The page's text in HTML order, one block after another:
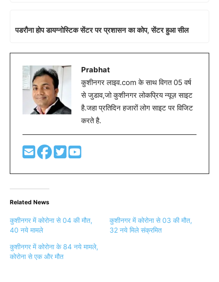
पडरौना होप डायग्नोस्टिक सेंटर पर प्रशासन का कोप, सेंटर हुआ सील
Prabhat
कुशीनगर लाइव.com के साथ विगत 05 वर्ष
से जुडाव,जो कुशीनगर लोकप्रिय न्यूज़ साइट
है.जहा प्रतिदिन हजारों लोग साइट पर विजिट
करते है.
Related News
कुशीनगर में कोरोना से 04 की मौत,
40 नये मामले
कुशीनगर में कोरोना से 03 की मौत,
32 नये मिले संक्रमित
कुशीनगर में कोरोना के 84 नये मामले,
कोरोना से एक और मौत